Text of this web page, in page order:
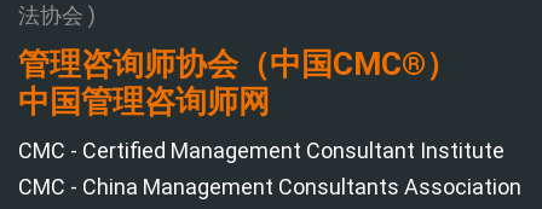
法协会 )
管理咨询师协会（中国CMC®）
中国管理咨询师网
CMC - Certified Management Consultant Institute
CMC - China Management Consultants Association